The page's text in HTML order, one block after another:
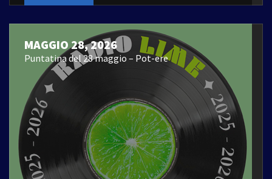
MAGGIO 28, 2026
Puntatina del 28 maggio – Pot-ere